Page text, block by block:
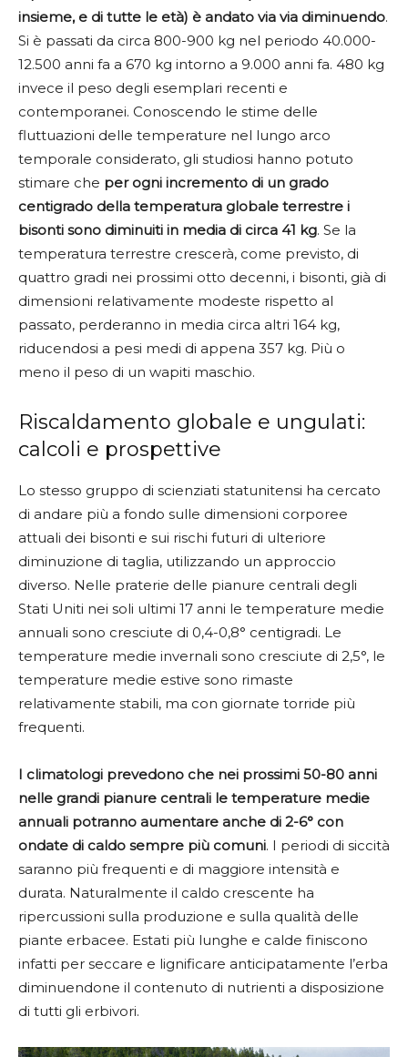
insieme, e di tutte le età) è andato via via diminuendo.
Si è passati da circa 800-900 kg nel periodo 40.000-
12.500 anni fa a 670 kg intorno a 9.000 anni fa. 480 kg
invece il peso degli esemplari recenti e
contemporanei. Conoscendo le stime delle
fluttuazioni delle temperature nel lungo arco
temporale considerato, gli studiosi hanno potuto
stimare che per ogni incremento di un grado
centigrado della temperatura globale terrestre i
bisonti sono diminuiti in media di circa 41 kg. Se la
temperatura terrestre crescerà, come previsto, di
quattro gradi nei prossimi otto decenni, i bisonti, già di
dimensioni relativamente modeste rispetto al
passato, perderanno in media circa altri 164 kg,
riducendosi a pesi medi di appena 357 kg. Più o
meno il peso di un wapiti maschio.
Riscaldamento globale e ungulati:
calcoli e prospettive
Lo stesso gruppo di scienziati statunitensi ha cercato
di andare più a fondo sulle dimensioni corporee
attuali dei bisonti e sui rischi futuri di ulteriore
diminuzione di taglia, utilizzando un approccio
diverso. Nelle praterie delle pianure centrali degli
Stati Uniti nei soli ultimi 17 anni le temperature medie
annuali sono cresciute di 0,4-0,8° centigradi. Le
temperature medie invernali sono cresciute di 2,5°, le
temperature medie estive sono rimaste
relativamente stabili, ma con giornate torride più
frequenti.
I climatologi prevedono che nei prossimi 50-80 anni
nelle grandi pianure centrali le temperature medie
annuali potranno aumentare anche di 2-6° con
ondate di caldo sempre più comuni. I periodi di siccità
saranno più frequenti e di maggiore intensità e
durata. Naturalmente il caldo crescente ha
ripercussioni sulla produzione e sulla qualità delle
piante erbacee. Estati più lunghe e calde finiscono
infatti per seccare e lignificare anticipatamente l’erba
diminuendone il contenuto di nutrienti a disposizione
di tutti gli erbivori.